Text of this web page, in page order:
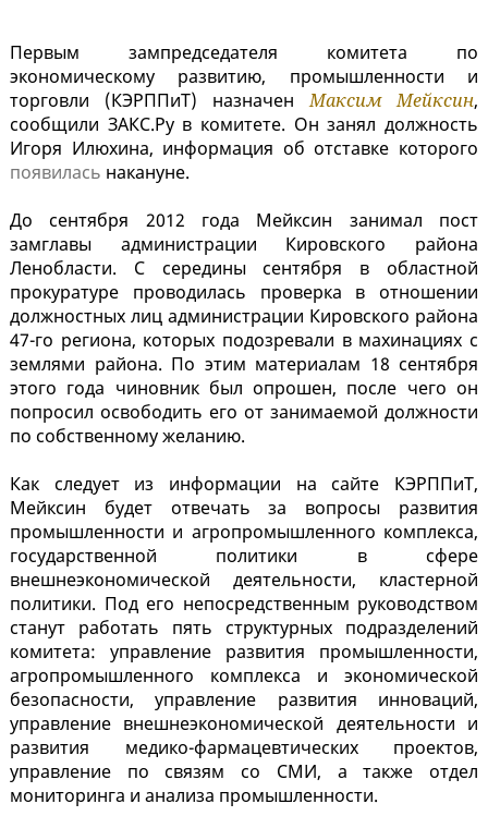
Первым зампредседателя комитета по
экономическому развитию, промышленности и
торговли (КЭРППиТ) назначенМаксим Мейксин,
сообщили ЗАКС.Ру в комитете. Он занял должность
Игоря Илюхина, информация об отставке которого
появилась накануне.
До сентября 2012 года Мейксин занимал пост
замглавы администрации Кировского района
Ленобласти. С середины сентября в областной
прокуратуре проводилась проверка в отношении
должностных лиц администрации Кировского района
47-го региона, которых подозревали в махинациях с
землями района. По этим материалам 18 сентября
этого года чиновник был опрошен, после чего он
попросил освободить его от занимаемой должности
по собственному желанию.
Как следует из информации на сайте КЭРППиТ,
Мейксин будет отвечать за вопросы развития
промышленности и агропромышленного комплекса,
государственной политики в сфере
внешнеэкономической деятельности, кластерной
политики. Под его непосредственным руководством
станут работать пять структурных подразделений
комитета: управление развития промышленности,
агропромышленного комплекса и экономической
безопасности, управление развития инноваций,
управление внешнеэкономической деятельности и
развития медико-фармацевтических проектов,
управление по связям со СМИ, а также отдел
мониторинга и анализа промышленности.